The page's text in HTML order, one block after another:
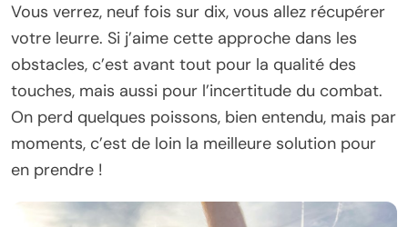
Vous verrez, neuf fois sur dix, vous allez récupérer
votre leurre. Si j’aime cette approche dans les
obstacles, c’est avant tout pour la qualité des
touches, mais aussi pour l’incertitude du combat.
On perd quelques poissons, bien entendu, mais par
moments, c’est de loin la meilleure solution pour
en prendre !